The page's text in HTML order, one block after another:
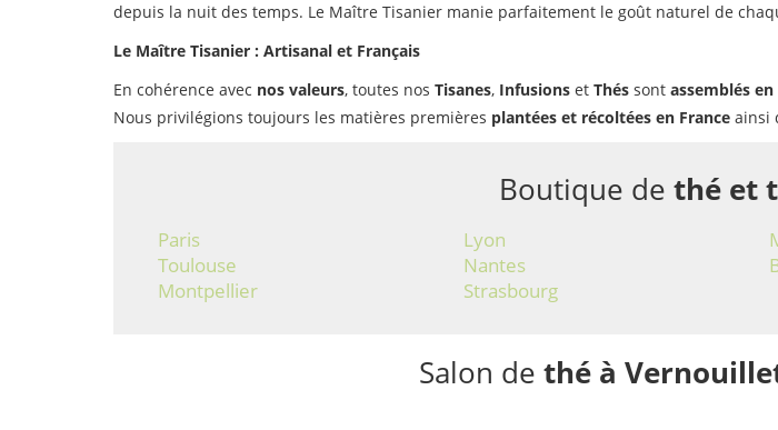
depuis la nuit des temps. Le Maître Tisanier manie parfaitement le goût naturel de
Le Maître Tisanier : Artisanal et Français
En cohérence avec nos valeurs, toutes nos Tisanes, Infusions et Thés sont assemblés
Nous privilégions toujours les matières premières plantées et récoltées en France ainsi
Boutique de thé et
Paris Lyon
Toulouse
Nantes
Montpellier
Strasbourg
Salon de thé à